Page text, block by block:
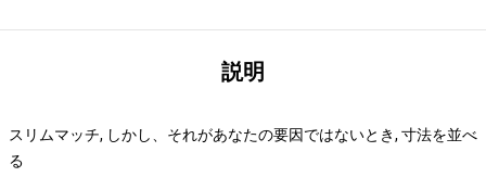
説明
スリムマッチ, しかし、それがあなたの要因ではないとき, 寸法を並べ
る